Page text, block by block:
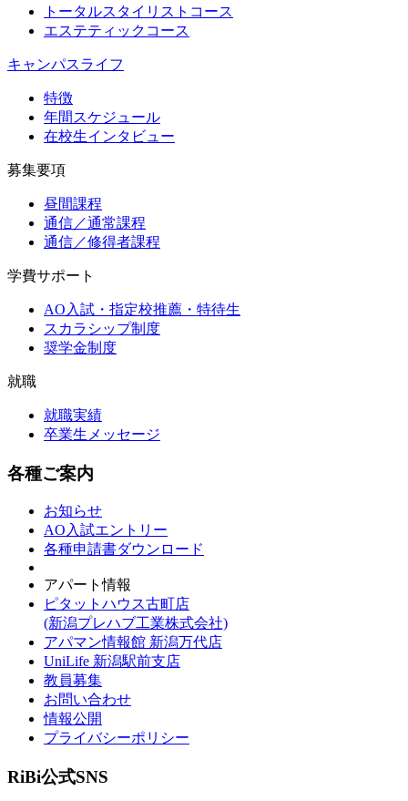
トータルスタイリストコース
エステティックコース
キャンパスライフ
特徴
年間スケジュール
在校生インタビュー
募集要項
昼間課程
通信／通常課程
通信／修得者課程
学費サポート
AO入試・指定校推薦・特待生
スカラシップ制度
奨学金制度
就職
就職実績
卒業生メッセージ
各種ご案内
お知らせ
AO入試エントリー
各種申請書ダウンロード
アパート情報
ピタットハウス古町店
(新潟プレハブ工業株式会社)
アパマン情報館 新潟万代店
UniLife 新潟駅前支店
教員募集
お問い合わせ
情報公開
プライバシーポリシー
RiBi公式SNS